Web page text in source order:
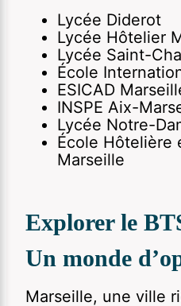
Lycée Diderot
Lycée Hôtelier
Lycée Saint-
École
ESICAD
INSPE Aix-
Lycée Notre-
École Hôtelière
Marseille
Explorer le
Un monde
Marseille, une ville